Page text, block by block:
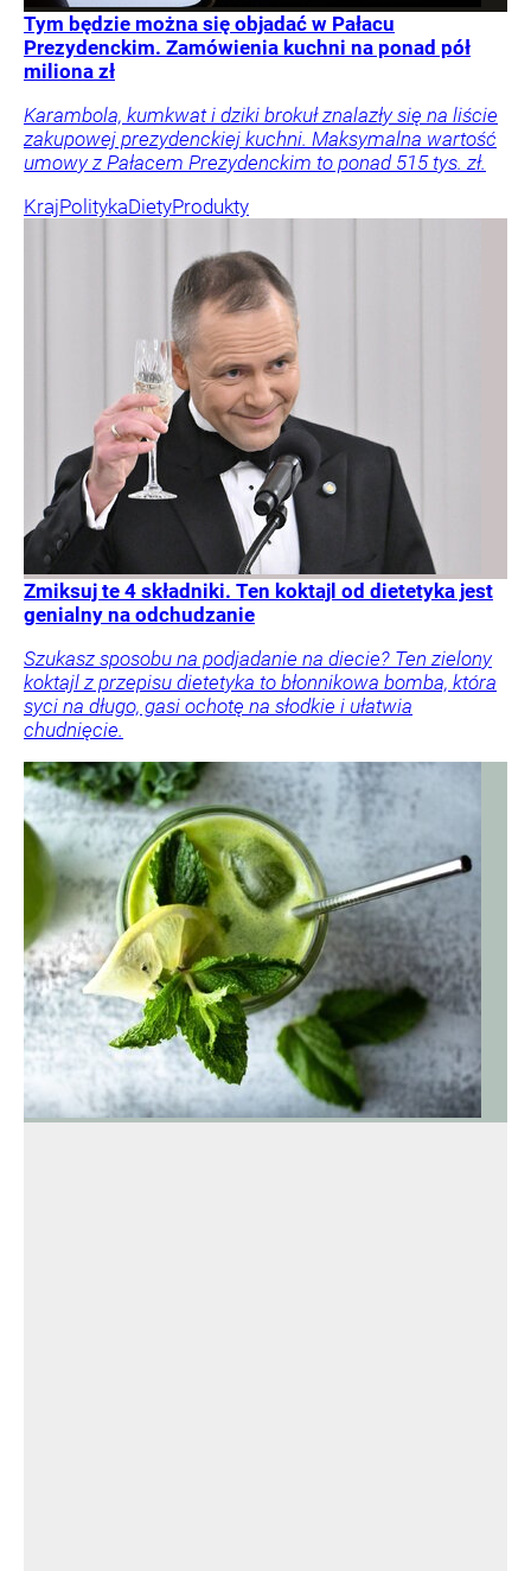
Tym będzie można się objadać w Pałacu
Prezydenckim. Zamówienia kuchni na ponad pół
miliona zł
Karambola, kumkwat i dziki brokuł znalazły się na liście
zakupowej prezydenckiej kuchni. Maksymalna wartość
umowy z Pałacem Prezydenckim to ponad 515 tys. zł.
KrajPolitykaDietyProdukty
Zmiksuj te 4 składniki. Ten koktajl od dietetyka jest
genialny na odchudzanie
Szukasz sposobu na podjadanie na diecie? Ten zielony
koktajl z przepisu dietetyka to błonnikowa bomba, która
syci na długo, gasi ochotę na słodkie i ułatwia
chudnięcie.